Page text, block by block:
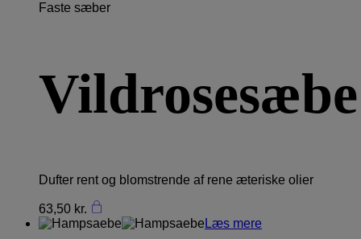
Faste sæber
Vildrosesæbe
Dufter rent og blomstrende af rene æteriske olier
63,50 kr.
Læs mere